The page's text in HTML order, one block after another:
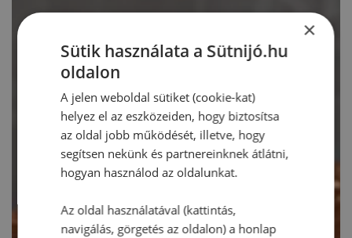
×
Sütik használata a Sütnijó.hu
oldalon
A jelen weboldal sütiket (cookie-kat)
helyez el az eszközeiden, hogy biztosítsa
az oldal jobb működését, illetve, hogy
segítsen nekünk és partnereinknek átlátni,
hogyan használod az oldalunkat.
Az oldal használatával (kattintás,
navigálás, görgetés az oldalon) a honlap